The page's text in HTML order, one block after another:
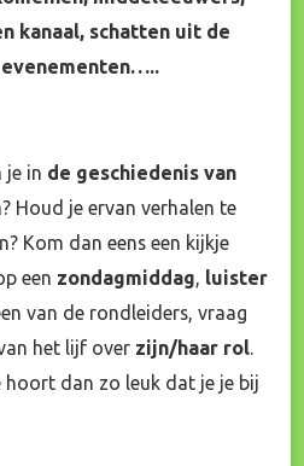
kanaal, schatten uit de
evenementen…..
je in de geschiedenis van
Houd je ervan verhalen te
Kom dan eens een kijkje
een zondagmiddag, luister
van de rondleiders, vraag
het lijf over zijn/haar rol.
hoort dan zo leuk dat je je bij